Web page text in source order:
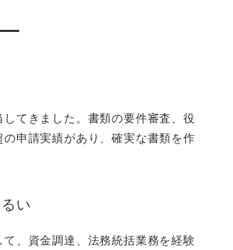
てきました。書類の要件審査、役
申請実績があり、確実な書類を作
い
、資金調達、法務統括業務を経験